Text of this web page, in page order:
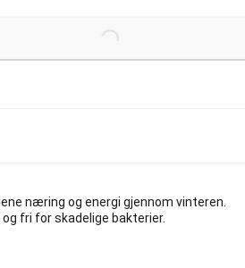
næring og energi gjennom vinteren.
fri for skadelige bakterier.
Loading...